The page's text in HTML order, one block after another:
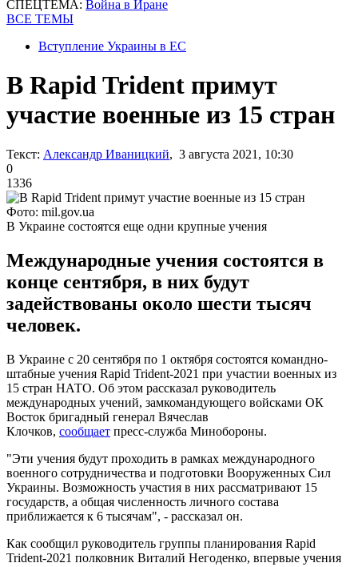
СПЕЦТЕМА: Война в Иране
ВСЕ ТЕМЫ
Вступление Украины в ЕС
В Rapid Trident примут
участие военные из 15 стран
Текст: Александр Иваницкий, 3 августа 2021, 10:30
0
1336
Фото: mil.gov.ua
В Украине состоятся еще одни крупные учения
Международные учения состоятся в
конце сентября, в них будут
задействованы около шести тысяч
человек.
В Украине с 20 сентября по 1 октября состоятся командно-
штабные учения Rapid Trident-2021 при участии военных из
15 стран НАТО. Об этом рассказал руководитель
международных учений, замкомандующего войсками ОК
Восток бригадный генерал Вячеслав
Клочков, сообщает пресс-служба Минобороны.
"Эти учения будут проходить в рамках международного
военного сотрудничества и подготовки Вооруженных Сил
Украины. Возможность участия в них рассматривают 15
государств, а общая численность личного состава
приближается к 6 тысячам", - рассказал он.
Как сообщил руководитель группы планирования Rapid
Trident-2021 полковник Виталий Негоденко, впервые учения